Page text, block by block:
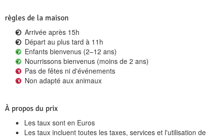
règles de la maison
Arrivée après 15h
Départ au plus tard à 11h
Enfants bienvenus (2–12 ans)
Nourrissons bienvenus (moins de 2 ans)
Pas de fêtes ni d'événements
Non adapté aux animaux
À propos du prix
Les taux sont en Euros
Les taux incluent toutes les taxes, services et l'utilisation de